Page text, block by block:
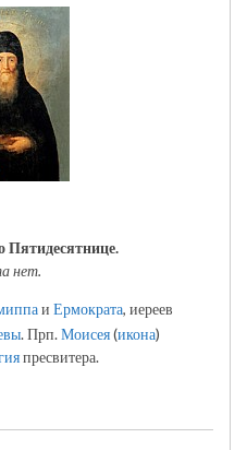
Пятидесятнице.
нет.
и Ермократа, иереев
. Прп.Моисея(икона)
пресвитера.